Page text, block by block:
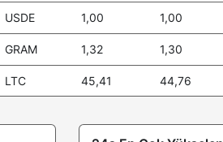
USDE 1,00 1,00
GRAM 1,32 1,30
LTC 45,41 44,76